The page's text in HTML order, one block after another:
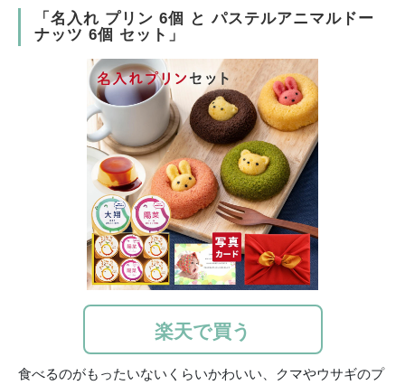
「名入れ プリン 6個 と パステルアニマルドー
ナッツ 6個 セット」
楽天で買う
食べるのがもったいないくらいかわいい、クマやウサギのプ